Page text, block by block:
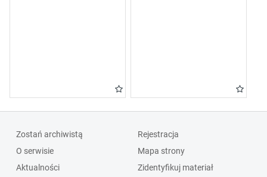
Zostań archiwistą
O serwisie
Aktualności
Rejestracja
Mapa strony
Zidentyfikuj materiał